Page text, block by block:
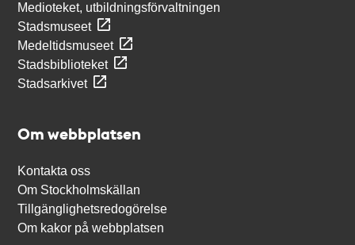
Medioteket, utbildningsförvaltningen
Stadsmuseet
Medeltidsmuseet
Stadsbiblioteket
Stadsarkivet
Om webbplatsen
Kontakta oss
Om Stockholmskällan
Tillgänglighetsredogörelse
Om kakor på webbplatsen